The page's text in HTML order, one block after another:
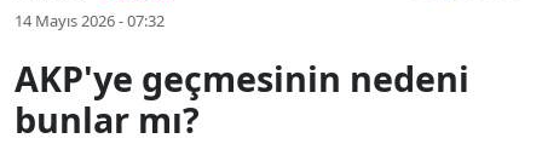
14 Mayıs 2026 - 07:32
AKP'ye geçmesinin nedeni
bunlar mı?